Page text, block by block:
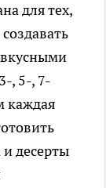
для тех,
, 5-, 7-
каждая
десерты